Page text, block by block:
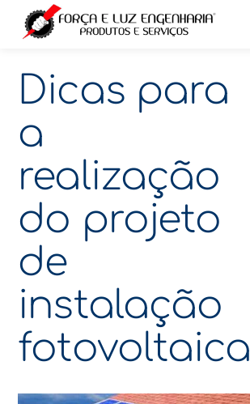
Dicas para
a
realização
do projeto
de
instalação
fotovoltaica